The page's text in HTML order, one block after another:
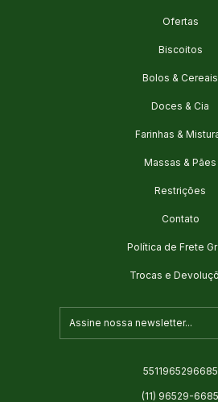
Ofertas
Biscoitos
Bolos & Cereais
Doces & Cia
Farinhas &
Massas & Pães
Restrições
Contato
Política de Frete
Trocas e
5511965296685
(11) 96529-6685